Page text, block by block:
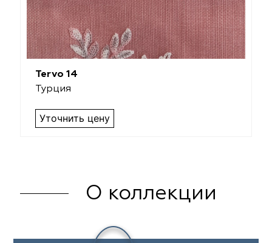
Tervo 14
Турция
Уточнить цену
О коллекции